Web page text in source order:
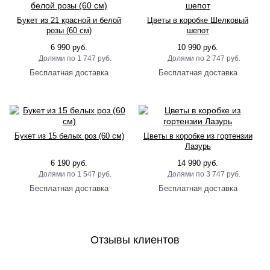
Букет из 21 красной и белой
розы (60 см)
6 990 руб.
1 747 руб.
Цветы в коробке Шелковый
шепот
10 990 руб.
2 747 руб.
Букет из 15 белых роз (60 см)
6 190 руб.
1 547 руб.
Цветы в коробке из гортензии
Лазурь
14 990 руб.
3 747 руб.
Отзывы клиентов